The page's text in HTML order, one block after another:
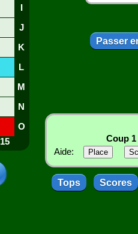
J
K
L
M
N
O
15
Passer
Coup
Aide:
Tops Scores